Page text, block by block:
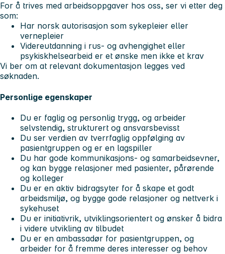
For å trives med arbeidsoppgaver hos oss, ser vi etter deg
som:
Har norsk autorisasjon som sykepleier eller
vernepleier
Videreutdanning i rus- og avhengighet eller
psykiskhelsearbeid er et ønske men ikke et krav
Vi ber om at relevant dokumentasjon legges ved
søknaden.
Personlige egenskaper
Du er faglig og personlig trygg, og arbeider
selvstendig, strukturert og ansvarsbevisst
Du ser verdien av tverrfaglig oppfølging av
pasientgruppen og er en lagspiller
Du har gode kommunikasjons- og samarbeidsevner,
og kan bygge relasjoner med pasienter, pårørende
og kolleger
Du er en aktiv bidragsyter for å skape et godt
arbeidsmiljø, og bygge gode relasjoner og nettverk i
sykehuset
Du er initiativrik, utviklingsorientert og ønsker å bidra
i videre utvikling av tilbudet
Du er en ambassadør for pasientgruppen, og
arbeider for å fremme deres interesser og behov